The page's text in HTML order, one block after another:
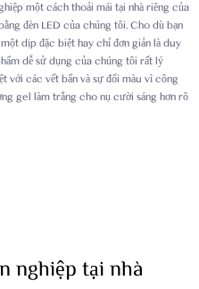
một cách thoải mái tại nhà riêng của
đèn LED của chúng tôi. Cho dù bạn
dịp đặc biệt hay chỉ đơn giản là duy
dễ sử dụng của chúng tôi rất lý
với các vết bẩn và sự đổi màu vì công
gel làm trắng cho nụ cười sáng hơn rõ
nghiệp tại nhà